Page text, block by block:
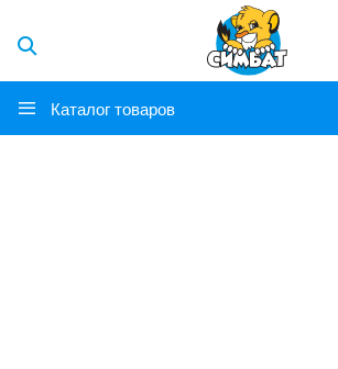
Каталог товаров